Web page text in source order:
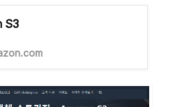
S3